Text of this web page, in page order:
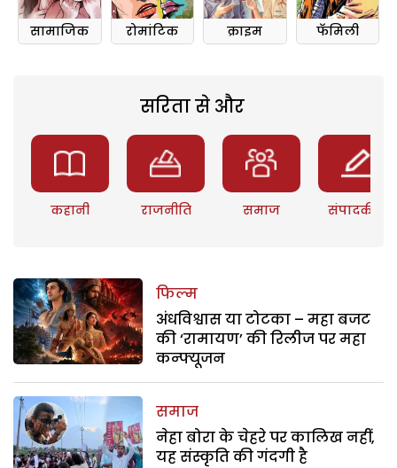
सामाजिक रोमांटिक क्राइम फॅमिली
सरिता से और
कहानी राजनीति समाज संपादकीय
फिल्म
अंधविश्वास या टोटका – महा बजट
की ‘रामायण’ की रिलीज पर महा
कन्फ्यूजन
समाज
नेहा बोरा के चेहरे पर कालिख नहीं,
यह संस्कृति की गंदगी है